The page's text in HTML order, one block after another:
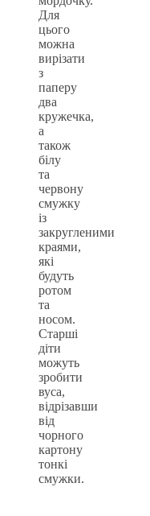
Для
цього
можна
вирізати
з
паперу
два
кружечка,
а
також
білу
та
червону
смужку
із
закругленими
краями,
які
будуть
ротом
та
носом.
Старші
діти
можуть
зробити
вуса,
відрізавши
від
чорного
картону
тонкі
смужки.